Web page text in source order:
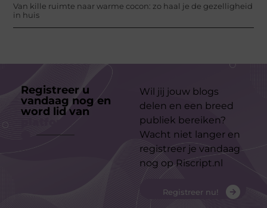
Van kille ruimte naar warme cocon: zo haal je de gezelligheid
in huis
Registreer u
vandaag nog en
word lid van
Wil jij jouw blogs
delen en een breed
publiek bereiken?
Wacht niet langer en
registreer je vandaag
nog op Riscript.nl
Registreer nu!